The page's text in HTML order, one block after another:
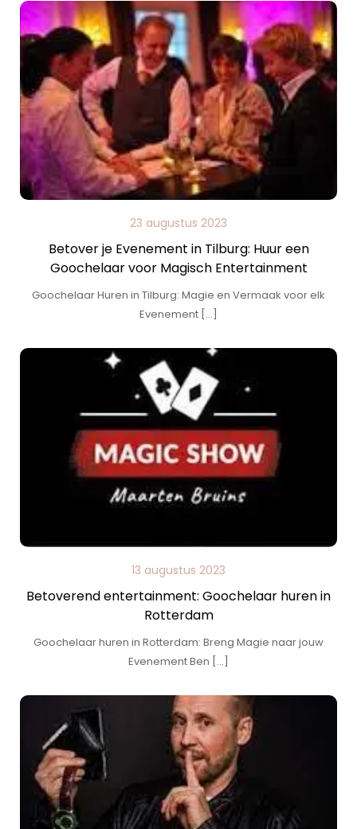
23 augustus 2023
Betover je Evenement in Tilburg: Huur een
Goochelaar voor Magisch Entertainment
Goochelaar Huren in Tilburg: Magie en Vermaak voor elk
Evenement […]
13 augustus 2023
Betoverend entertainment: Goochelaar huren in
Rotterdam
Goochelaar huren in Rotterdam: Breng Magie naar jouw
Evenement Ben […]